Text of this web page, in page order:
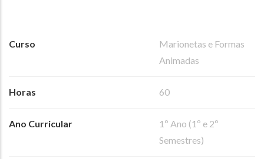
Curso
Marionetas e Formas
Animadas
Horas 60
Ano Curricular
1º Ano (1º e 2º
Semestres)